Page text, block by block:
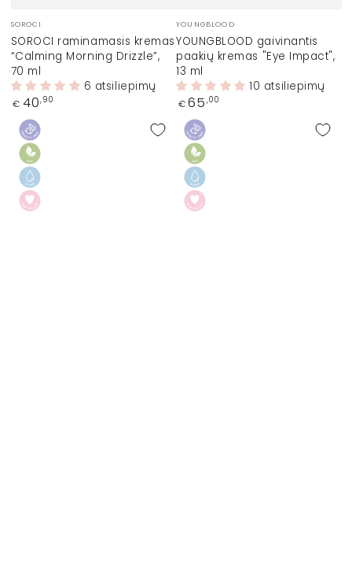
Prekinis
ženklas:
SOROCI
SOROCI raminamasis kremas
“Calming Morning Drizzle”,
70 ml
6 atsiliepimų
Įprasta
€ 40 ,90
Prekinis
ženklas:
YOUNGBLOOD
YOUNGBLOOD gaivinantis
paakių kremas "Eye Impact",
13 ml
10 atsiliepimų
Įprasta
€ 65 ,00